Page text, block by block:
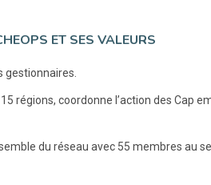
ET SES VALEURS
gestionnaires.
régions, coordonne l’action des Cap
du réseau avec 55 membres au